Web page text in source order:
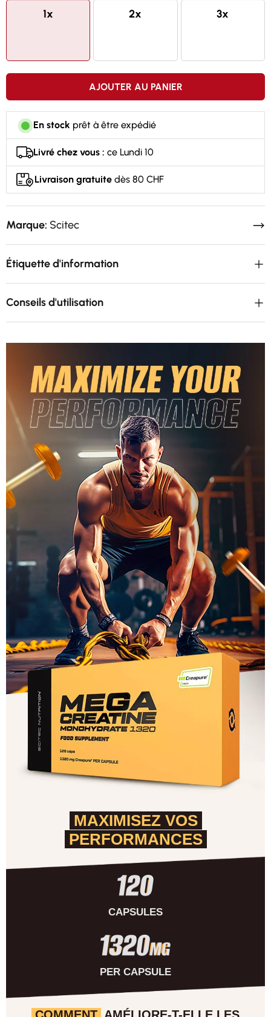
1x 2x 3x
AJOUTER AU PANIER
En stock prêt à être expédié
Livré chez vous : ce Lundi 10
Livraison gratuite dès 80 CHF
Marque: Scitec
Étiquette d'information
Conseils d'utilisation
MAXIMISEZ VOS
PERFORMANCES
CAPSULES
PER CAPSULE